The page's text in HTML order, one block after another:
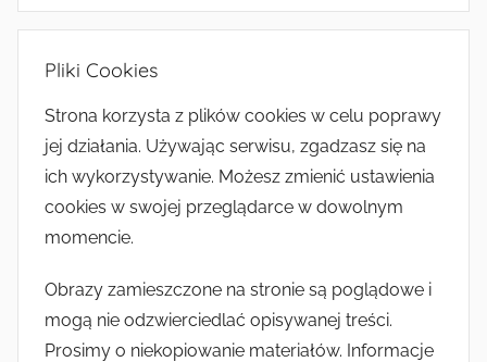
Pliki Cookies
Strona korzysta z plików cookies w celu poprawy
jej działania. Używając serwisu, zgadzasz się na
ich wykorzystywanie. Możesz zmienić ustawienia
cookies w swojej przeglądarce w dowolnym
momencie.
Obrazy zamieszczone na stronie są poglądowe i
mogą nie odzwierciedlać opisywanej treści.
Prosimy o niekopiowanie materiałów. Informacje